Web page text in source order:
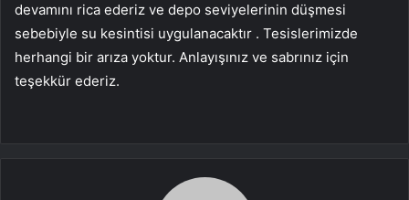
devamını rica ederiz ve depo seviyelerinin düşmesi
sebebiyle su kesintisi uygulanacaktır . Tesislerimizde
herhangi bir arıza yoktur. Anlayışınız ve sabrınız için
teşekkür ederiz.